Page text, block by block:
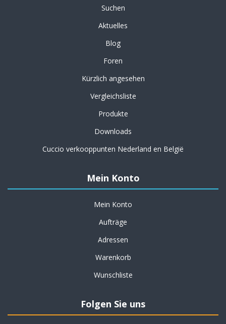
Suchen
Aktuelles
Blog
Foren
Kürzlich angesehen
Vergleichsliste
Produkte
Downloads
Cuccio verkooppunten Nederland en België
Mein Konto
Mein Konto
Aufträge
Adressen
Warenkorb
Wunschliste
Folgen Sie uns